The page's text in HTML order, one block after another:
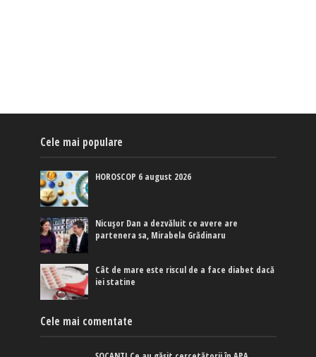
Cele mai populare
HOROSCOP 6 august 2026
Nicușor Dan a dezvăluit ce avere are
partenera sa, Mirabela Grădinaru
Cât de mare este riscul de a face diabet dacă
iei statine
Cele mai comentate